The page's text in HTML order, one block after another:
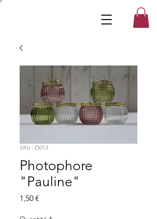
SKU : D013
Photophore
"Pauline"
1,50 €